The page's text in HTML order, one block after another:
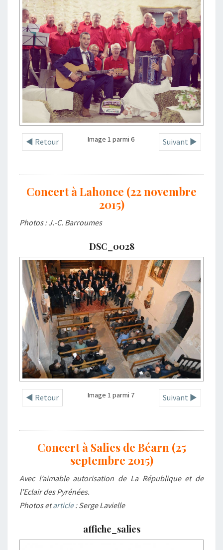
◄ Retour Suivant ►
Image 1 parmi 6
Concert à Lahonce (22 novembre
2015)
Photos : J.-C. Barroumes
DSC_0028
◄ Retour Suivant ►
Image 1 parmi 7
Concert à Salies de Béarn (25
septembre 2015)
Avec l’aimable autorisation de La République et de
l’Eclair des Pyrénées.
Photos etarticle: Serge Lavielle
affiche_salies